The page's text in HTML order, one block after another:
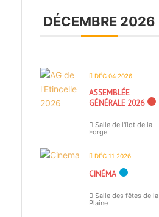
DÉCEMBRE 2026
DÉC 04 2026
ASSEMBLÉE
GÉNÉRALE 2026
Salle de l'îlot de la
Forge
DÉC 11 2026
CINÉMA
Salle des fêtes de la
Plaine